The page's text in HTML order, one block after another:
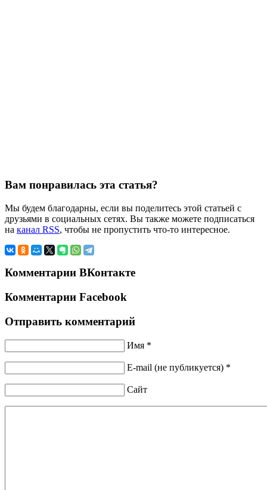
Вам понравилась эта статья?
Мы будем благодарны, если вы поделитесь этой статьей с
друзьями в социальных сетях. Вы также можете подписаться
на канал RSS, чтобы не пропустить что-то интересное.
Комментарии ВКонтакте
Комментарии Facebook
Отправить комментарий
Имя *
E-mail (не публикуется) *
Сайт